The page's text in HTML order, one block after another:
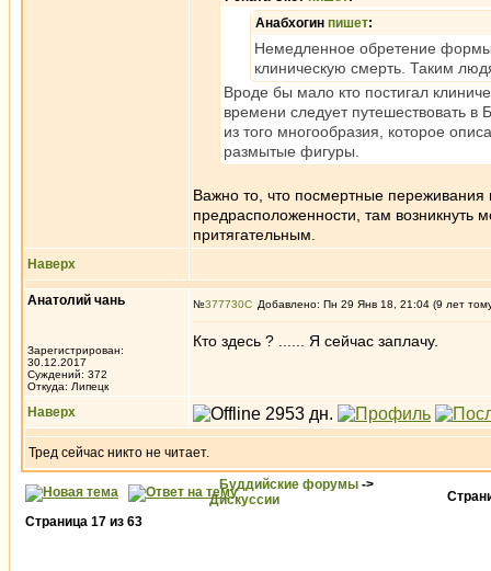
Анабхогин пишет:
Немедленное обретение формы
клиническую смерть. Таким
Вроде бы мало кто постигал
времени следует путешествовать
из того многообразия, которое
размытые фигуры.
Важно то, что посмертные
предрасположенности, там возникнуть
притягательным.
Наверх
Анатолий чань
Зарегистрирован:
30.12.2017
Суждений: 372
Откуда: Липецк
№377730 Добавлено: Пн 29 Янв 18, 21:04 (9 лет
Кто здесь ? ...... Я сейчас заплачу.
Наверх
Тред сейчас никто не читает.
Буддийские форумы ->
Дискуссии
Страница 17 из 63